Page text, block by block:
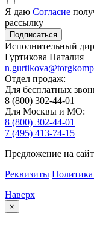
Я даю Согласие
рассылку
Исполнительный
Гуртикова Наталия
Отдел продаж:
Для бесплатных
8 (800) 302-44-01
Для Москвы и МО:
8 (800) 302-44-01
7 (495) 413-74-15
Предложение на
Реквизиты Политика
Наверх
×